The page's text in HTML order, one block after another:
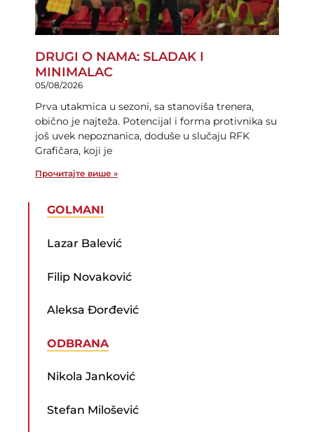
DRUGI O NAMA: SLADAK I
MINIMALAC
05/08/2026
Prva utakmica u sezoni, sa stanoviša trenera,
obično je najteža. Potencijal i forma protivnika su
još uvek nepoznanica, doduše u slučaju RFK
Grafičara, koji je
Прочитајте више »
GOLMANI
Lazar Balević
Filip Novaković
Aleksa Đorđević
ODBRANA
Nikola Janković
Stefan Milošević